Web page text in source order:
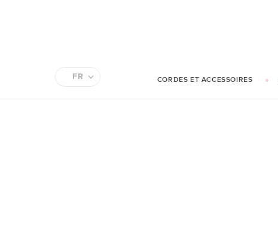
FR CORDES ET ACCESSOIRES